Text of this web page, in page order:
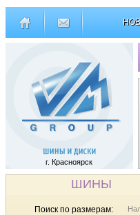
г. Красноярск
ШИНЫ
Поиск по размерам: